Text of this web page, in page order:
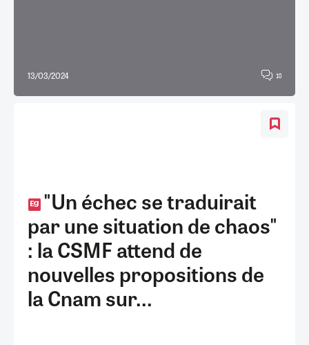
13/03/2024 10
"Un échec se traduirait
par une situation de chaos"
: la CSMF attend de
nouvelles propositions de
la Cnam sur...